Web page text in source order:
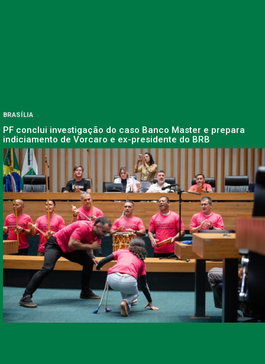
BRASÍLIA
PF conclui investigação do caso Banco Master e prepara
indiciamento de Vorcaro e ex-presidente do BRB